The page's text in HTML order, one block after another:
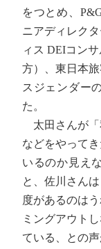
をつとめ、
ニアディレクタ
ィス DEIコン
方）、東日本
スジェンダー
た。
太田さんが「
などをやって
いるのか見え
と、佐川さん
度があるのは
ミングアウト
ている、との